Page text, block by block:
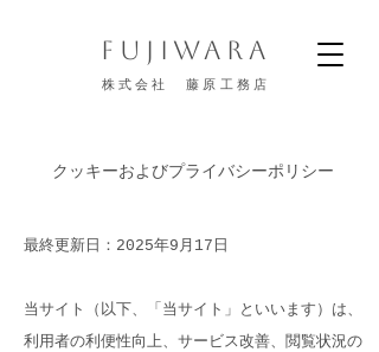
FUJIWARA
株式会社 藤原工務店
クッキーおよびプライバシーポリシー
最終更新日：2025年9月17日
当サイト（以下、「当サイト」といいます）は、
利用者の利便性向上、サービス改善、閲覧状況の